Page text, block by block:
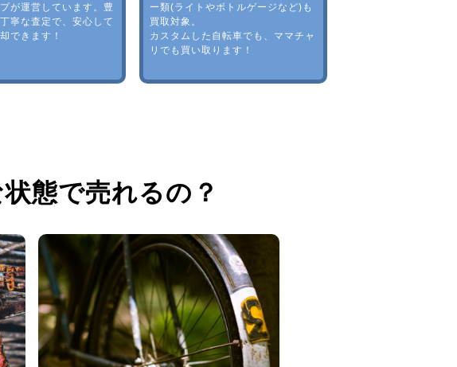
が運営しています。豊
寧な査定で、安心して
できます！
ー類(ライトやボトルゲージなど)も
買取対象。
カスタムした自転車でも、ママチャ
リでも買い取ります！
態で売れるの？